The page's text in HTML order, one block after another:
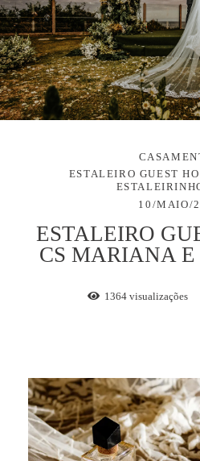
ESTALEIRO GUEST
10/MAIO/
ESTALEIRO
CS MARIANA
1364 visualizações